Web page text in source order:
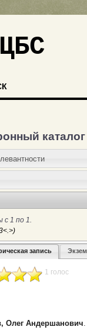
каталог
с 1 по 1.
запись
1 голос
Олег Андершанович.